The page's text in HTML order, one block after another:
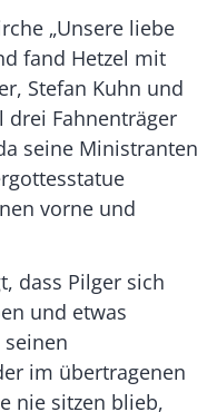
„Unsere liebe
fand Hetzel mit
Stefan Kuhn und
drei Fahnenträger
seine Ministranten
vorne und
dass Pilger sich
und etwas
im übertragenen
nie sitzen blieb,